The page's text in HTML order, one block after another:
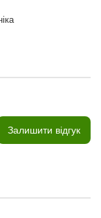
Залишити відгук